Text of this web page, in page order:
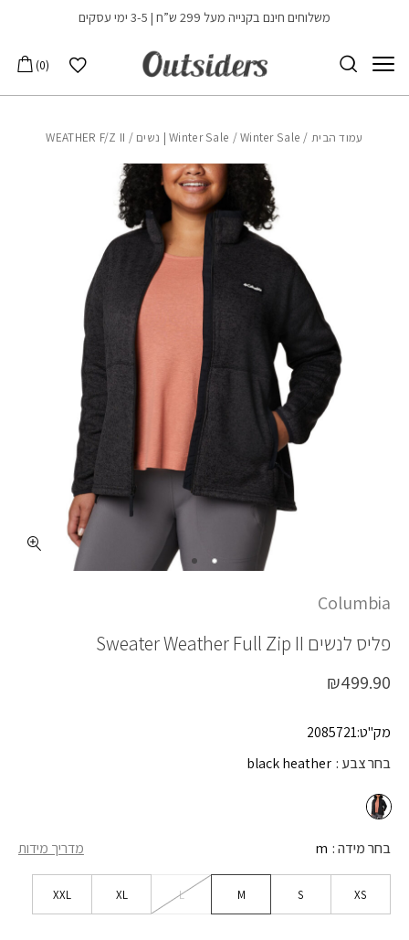
Skip to Contentמשלוחים חינם בקנייה מעל 299 ש”ח | 3-5 ימי עסקים
הרשימה שלי
0
עמוד הבית/
Winter Sale /Winter Sale | נשים / WEATHER F/Z II
Columbia
פליס לנשים Sweater Weather Full Zip II
₪499.90
מק"ט:2085721
בחר צבע black heather
בחר מידה מדריך מידות m
XS
S
M
L
XL
XXL